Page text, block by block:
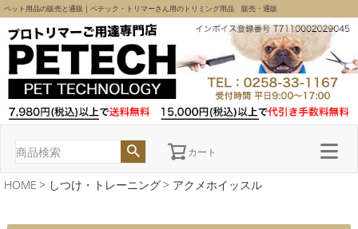
ペット用品の販売と通販｜ペテック・トリマーさん用のトリミング用品 販売・通販
カート
HOME しつけ・トレーニング アクメホイッスル